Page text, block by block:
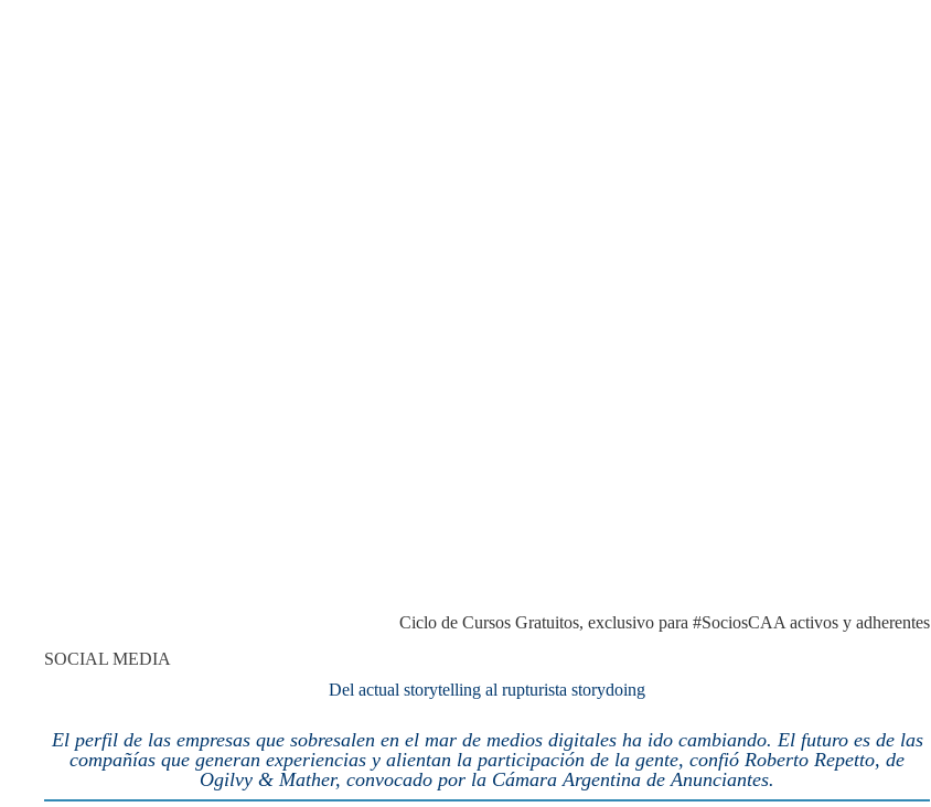
Ciclo de Cursos Gratuitos, exclusivo para #SociosCAA activos y adherentes
SOCIAL MEDIA
Del actual storytelling al rupturista storydoing
El perfil de las empresas que sobresalen en el mar de medios digitales ha ido cambiando. El futuro es de las
compañías que generan experiencias y alientan la participación de la gente, confió Roberto Repetto, de
Ogilvy & Mather, convocado por la Cámara Argentina de Anunciantes.